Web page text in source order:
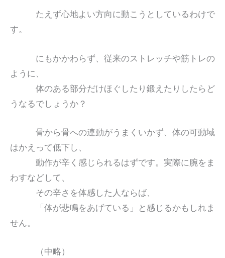
たえず心地よい方向に動こうとしているわけで
す。
にもかかわらず、従来のストレッチや筋トレの
ように、
体のある部分だけほぐしたり鍛えたりしたらど
うなるでしょうか？
骨から骨への連動がうまくいかず、体の可動域
はかえって低下し、
動作が辛く感じられるはずです。実際に腕をま
わすなどして、
その辛さを体感した人ならば、
「体が悲鳴をあげている」と感じるかもしれま
せん。
（中略）